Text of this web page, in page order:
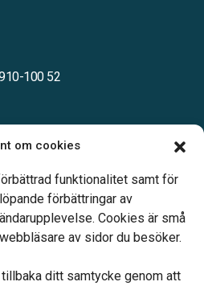
om cookies
funktionalitet samt för
förbättringar av
Cookies är små
av sidor du besöker.
ditt samtycke genom att
100 52